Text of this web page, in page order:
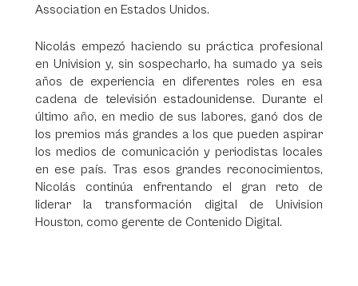
Association en Estados Unidos.
Nicolás empezó haciendo su práctica profesional
en Univision y, sin sospecharlo, ha sumado ya seis
años de experiencia en diferentes roles en esa
cadena de televisión estadounidense. Durante el
último año, en medio de sus labores, ganó dos de
los premios más grandes a los que pueden aspirar
los medios de comunicación y periodistas locales
en ese país. Tras esos grandes reconocimientos,
Nicolás continúa enfrentando el gran reto de
liderar la transformación digital de Univision
Houston, como gerente de Contenido Digital.